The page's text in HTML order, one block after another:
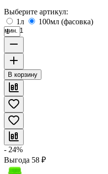
Выберите артикул:
1л
100мл (фасовка)
мин. 1
В корзину
- 24%
Выгода 58 ₽